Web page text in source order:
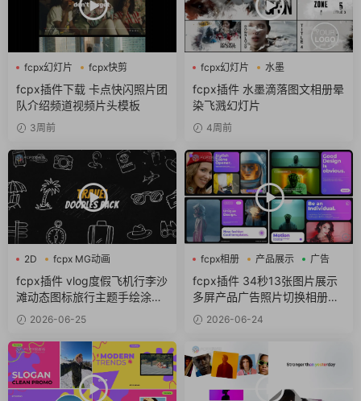
fcpx幻灯片
fcpx快剪
fcpx视频开场
fcpx插件下载 卡点快闪照片团
队介绍频道视频片头模板
3周前
fcpx幻灯片 水墨
fcpx插件 水墨滴落图文相册晕
染飞溅幻灯片
4周前
2D
fcpx MG动画
fcpx卡通
fcpx插件 vlog度假飞机行李沙
滩动态图标旅行主题手绘涂鸦
包 2026-06-25
fcpx相册 产品展示 广告
fcpx插件 34秒13张图片展示
多屏产品广告照片切换相册轮
播 2026-06-24